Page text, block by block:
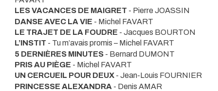
LES VACANCES DE MAIGRET - Pierre JOASSIN
DANSE AVEC LA VIE - Michel FAVART
LE TRAJET DE LA FOUDRE - Jacques BOURTON
L’INSTIT - Tu m’avais promis – Michel FAVART
5 DERNIÈRES MINUTES - Bernard DUMONT
PRIS AU PIÈGE - Michel FAVART
UN CERCUEIL POUR DEUX - Jean-Louis FOURNIER
PRINCESSE ALEXANDRA - Denis AMAR